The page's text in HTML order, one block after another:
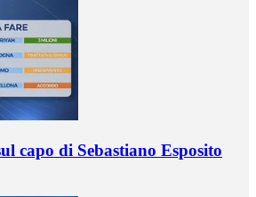
capo di Sebastiano Esposito